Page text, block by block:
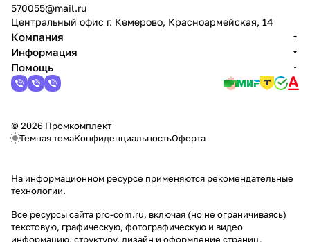
570055@mail.ru
Центральный офис г. Кемерово, Красноармейская, 14
Компания
Информация
Помощь
© 2026 Промкомплект
Темная темаКонфиденциальностьОферта
На информационном ресурсе применяются рекомендательные
технологии.
Все ресурсы сайта pro-com.ru, включая (но не ограничиваясь)
текстовую, графическую, фотографическую и видео
информацию, структуру, дизайн и оформление страниц,